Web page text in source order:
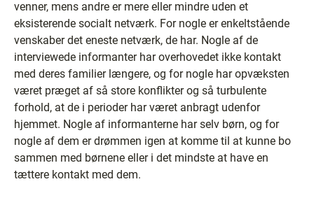
venner, mens andre er mere eller mindre uden et
eksisterende socialt netværk. For nogle er enkeltstående
venskaber det eneste netværk, de har. Nogle af de
interviewede informanter har overhovedet ikke kontakt
med deres familier længere, og for nogle har opvæksten
været præget af så store konflikter og så turbulente
forhold, at de i perioder har været anbragt udenfor
hjemmet. Nogle af informanterne har selv børn, og for
nogle af dem er drømmen igen at komme til at kunne bo
sammen med børnene eller i det mindste at have en
tættere kontakt med dem.